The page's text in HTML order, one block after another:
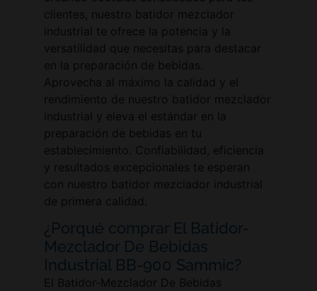
clientes, nuestro batidor mezclador
industrial te ofrece la potencia y la
versatilidad que necesitas para destacar
en la preparación de bebidas.
Aprovecha al máximo la calidad y el
rendimiento de nuestro batidor mezclador
industrial y eleva el estándar en la
preparación de bebidas en tu
establecimiento. Confiabilidad, eficiencia
y resultados excepcionales te esperan
con nuestro batidor mezclador industrial
de primera calidad.
¿Porqué comprar El Batidor-
Mezclador De Bebidas
Industrial BB-900 Sammic?
El Batidor-Mezclador De Bebidas